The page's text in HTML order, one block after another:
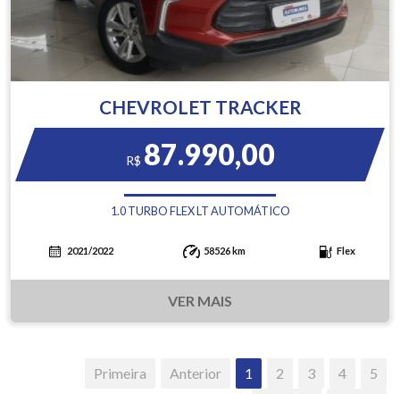
CHEVROLET TRACKER
R$ 87.990,00
1.0 TURBO FLEX LT AUTOMÁTICO
2021/2022 58526 km Flex
VER MAIS
Primeira Anterior 1 2 3 4
5